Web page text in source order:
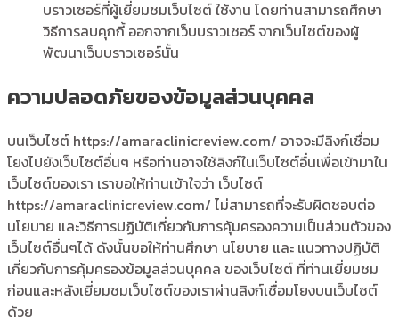
บราวเซอร์ที่ผู้เยี่ยมชมเว็บไซต์ ใช้งาน โดยท่านสามารถศึกษา
วิธีการลบคุกกี้ ออกจากเว็บบราวเซอร์ จากเว็บไซต์ของผู้
พัฒนาเว็บบราวเซอร์นั้น
ความปลอดภัยของข้อมูลส่วนบุคคล
บนเว็บไซต์ https://amaraclinicreview.com/ อาจจะมีลิงก์เชื่อม
โยงไปยังเว็บไซต์อื่นๆ หรือท่านอาจใช้ลิงก์ในเว็บไซต์อื่นเพื่อเข้ามาใน
เว็บไซต์ของเรา เราขอให้ท่านเข้าใจว่า เว็บไซต์
https://amaraclinicreview.com/ ไม่สามารถที่จะรับผิดชอบต่อ
นโยบาย และวิธีการปฏิบัติเกี่ยวกับการคุ้มครองความเป็นส่วนตัวของ
เว็บไซต์อื่นๆได้ ดังนั้นขอให้ท่านศึกษา นโยบาย และ แนวทางปฏิบัติ
เกี่ยวกับการคุ้มครองข้อมูลส่วนบุคคล ของเว็บไซต์ ที่ท่านเยี่ยมชม
ก่อนและหลังเยี่ยมชมเว็บไซต์ของเราผ่านลิงก์เชื่อมโยงบนเว็บไซต์
ด้วย